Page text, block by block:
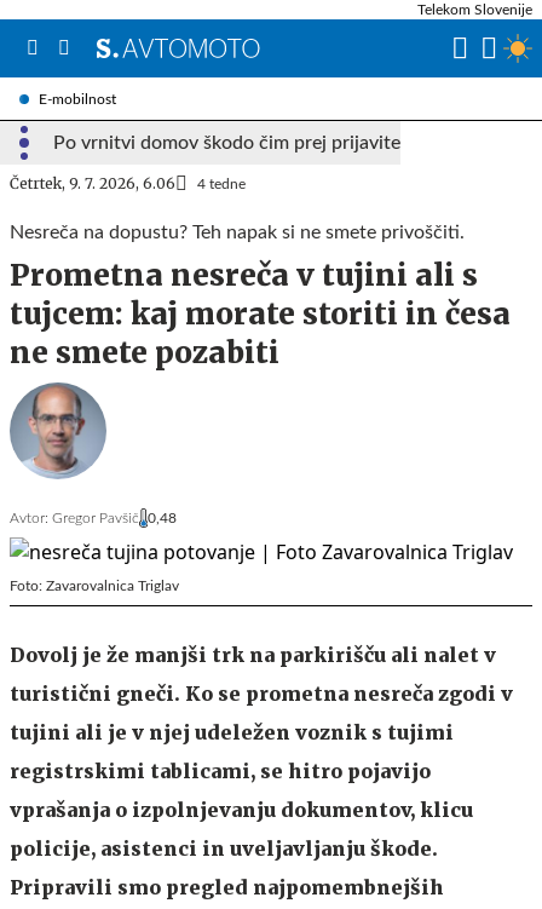
E-mobilnost
Po vrnitvi domov škodo čim prej prijavite
Telekom Slovenije
Četrtek, 9. 7. 2026, 6.06 4 tedne
Nesreča na dopustu? Teh napak si ne smete privoščiti.
Prometna nesreča v tujini ali s
tujcem: kaj morate storiti in česa
ne smete pozabiti
Avtor: Gregor Pavšič 0,48
Foto: Zavarovalnica Triglav
Dovolj je že manjši trk na parkirišču ali nalet v
turistični gneči. Ko se prometna nesreča zgodi v
tujini ali je v njej udeležen voznik s tujimi
registrskimi tablicami, se hitro pojavijo
vprašanja o izpolnjevanju dokumentov, klicu
policije, asistenci in uveljavljanju škode.
Pripravili smo pregled najpomembnejših